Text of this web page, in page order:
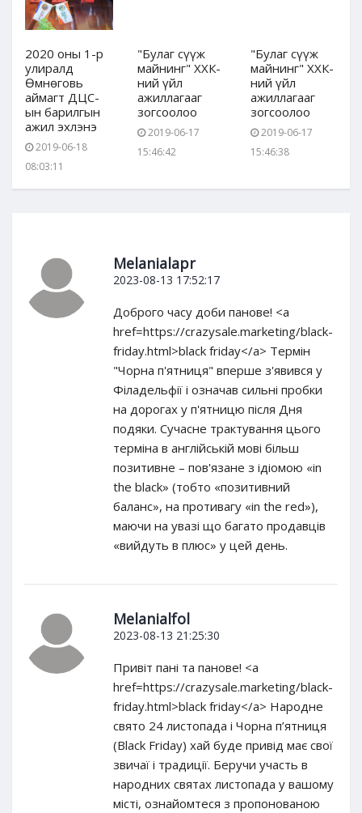
2020 оны 1-р
улиралд
Өмнөговь
аймагт ДЦС-
ын барилгын
ажил эхлэнэ
2019-06-18
08:03:11
"Булаг сүүж
майнинг" ХХК-
ний үйл
ажиллагааг
зогсоолоо
2019-06-17
15:46:42
"Булаг сүүж
майнинг" ХХК-
ний үйл
ажиллагааг
зогсоолоо
2019-06-17
15:46:38
Melanialapr
2023-08-13 17:52:17
Доброго часу доби панове! <a
href=https://crazysale.marketing/black-
friday.html>black friday</a> Термін
"Чорна п'ятниця" вперше з'явився у
Філадельфії і означав сильні пробки
на дорогах у п'ятницю після Дня
подяки. Сучасне трактування цього
терміна в англійській мові більш
позитивне – пов'язане з ідіомою «in
the black» (тобто «позитивний
баланс», на противагу «in the red»),
маючи на увазі що багато продавців
«вийдуть в плюс» у цей день.
Melanialfol
2023-08-13 21:25:30
Привіт пані та панове! <a
href=https://crazysale.marketing/black-
friday.html>black friday</a> Народне
свято 24 листопада і Чорна п’ятниця
(Black Friday) хай буде привід має свої
звичаї і традиції. Беручи участь в
народних святах листопада у вашому
місті, ознайомтеся з пропонованою